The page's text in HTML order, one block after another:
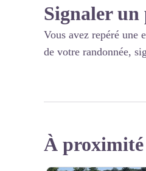
Signaler un
Vous avez repéré une
de votre randonnée,
À proximité